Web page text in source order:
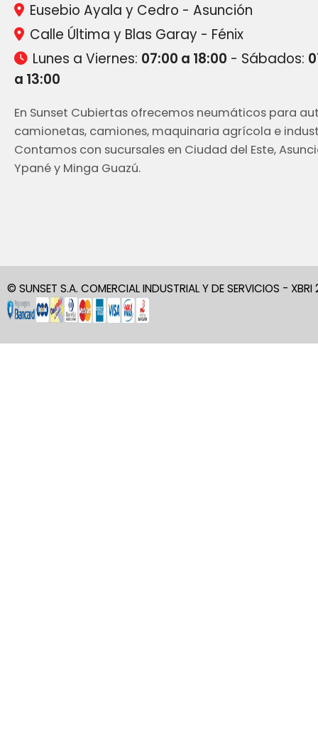
Eusebio Ayala y Cedro - Asunción
Calle Última y Blas Garay - Fénix
Lunes a Viernes: 07:00 a 18:00 - Sábados:
a 13:00
En Sunset Cubiertas ofrecemos neumáticos para
camionetas, camiones, maquinaria agrícola e
Contamos con sucursales en Ciudad del Este,
Ypané y Minga Guazú.
© SUNSET S.A. COMERCIAL INDUSTRIAL Y DE SERVICIOS -